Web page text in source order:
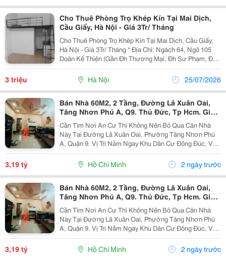
Cho Thuê Phòng Trọ Khép Kín Tại Mai Dịch,
Cầu Giấy, Hà Nội - Giá 3Tr/ Tháng
Cho Thuê Phòng Trọ Khép Kín Tại Mai Dịch, Cầu Giấy,
Hà Nội - Giá 3Tr/ Tháng * Địa Chỉ: Ngách 64, Ngõ 105
Doãn Kế Thiện (Gần Đh Thương Mại, Đh Sư Phạm, Đh
Ngoại Ngữ, Đhqg...) * Em Pass Lại Phòng Có Thể Vào Ở
Luôn - Full Đồ Cơ Bản: Điều Hòa, Nóng...
3 triệu Hà Nội 25/07/2026
Bán Nhà 60M2, 2 Tầng, Đường Lã Xuân Oai,
Tăng Nhơn Phú A, Q9. Thủ Đức, Tp Hcm. Giá
3,19 Tỷ.
Cần Tìm Nơi An Cư Thì Không Nên Bỏ Qua Căn Nhà
Này Tại Đường Lã Xuân Oai, Phường Tăng Nhơn Phú
A, Quận 9. Vị Trí Nằm Ngay Khu Dân Cư Đông Đúc, Vài
Bước Là Ra Lê Văn Việt, Trường Đại Học Giao Thông,
Sư Phạm, Chợ Nhỏ, Giao Thông Thuận Tiện Đi Lại
Giữa...
3,19 tỷ Hồ Chí Minh 2 ngày trước
Bán Nhà 60M2, 2 Tầng, Đường Lã Xuân Oai,
Tăng Nhơn Phú A, Q9. Thủ Đức, Tp Hcm. Giá
3,19 Tỷ.
Cần Tìm Nơi An Cư Thì Không Nên Bỏ Qua Căn Nhà
Này Tại Đường Lã Xuân Oai, Phường Tăng Nhơn Phú
A, Quận 9. Vị Trí Nằm Ngay Khu Dân Cư Đông Đúc, Vài
Bước Là Ra Lê Văn Việt, Trường Đại Học Giao Thông,
Sư Phạm, Chợ Nhỏ, Giao Thông Thuận Tiện Đi Lại
Giữa...
3,19 tỷ Hồ Chí Minh 2 ngày trước